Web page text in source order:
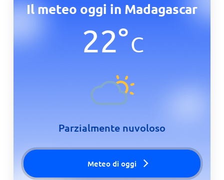
Il meteo oggi in Madagascar
22°C
Parzialmente nuvoloso
Meteo di oggi